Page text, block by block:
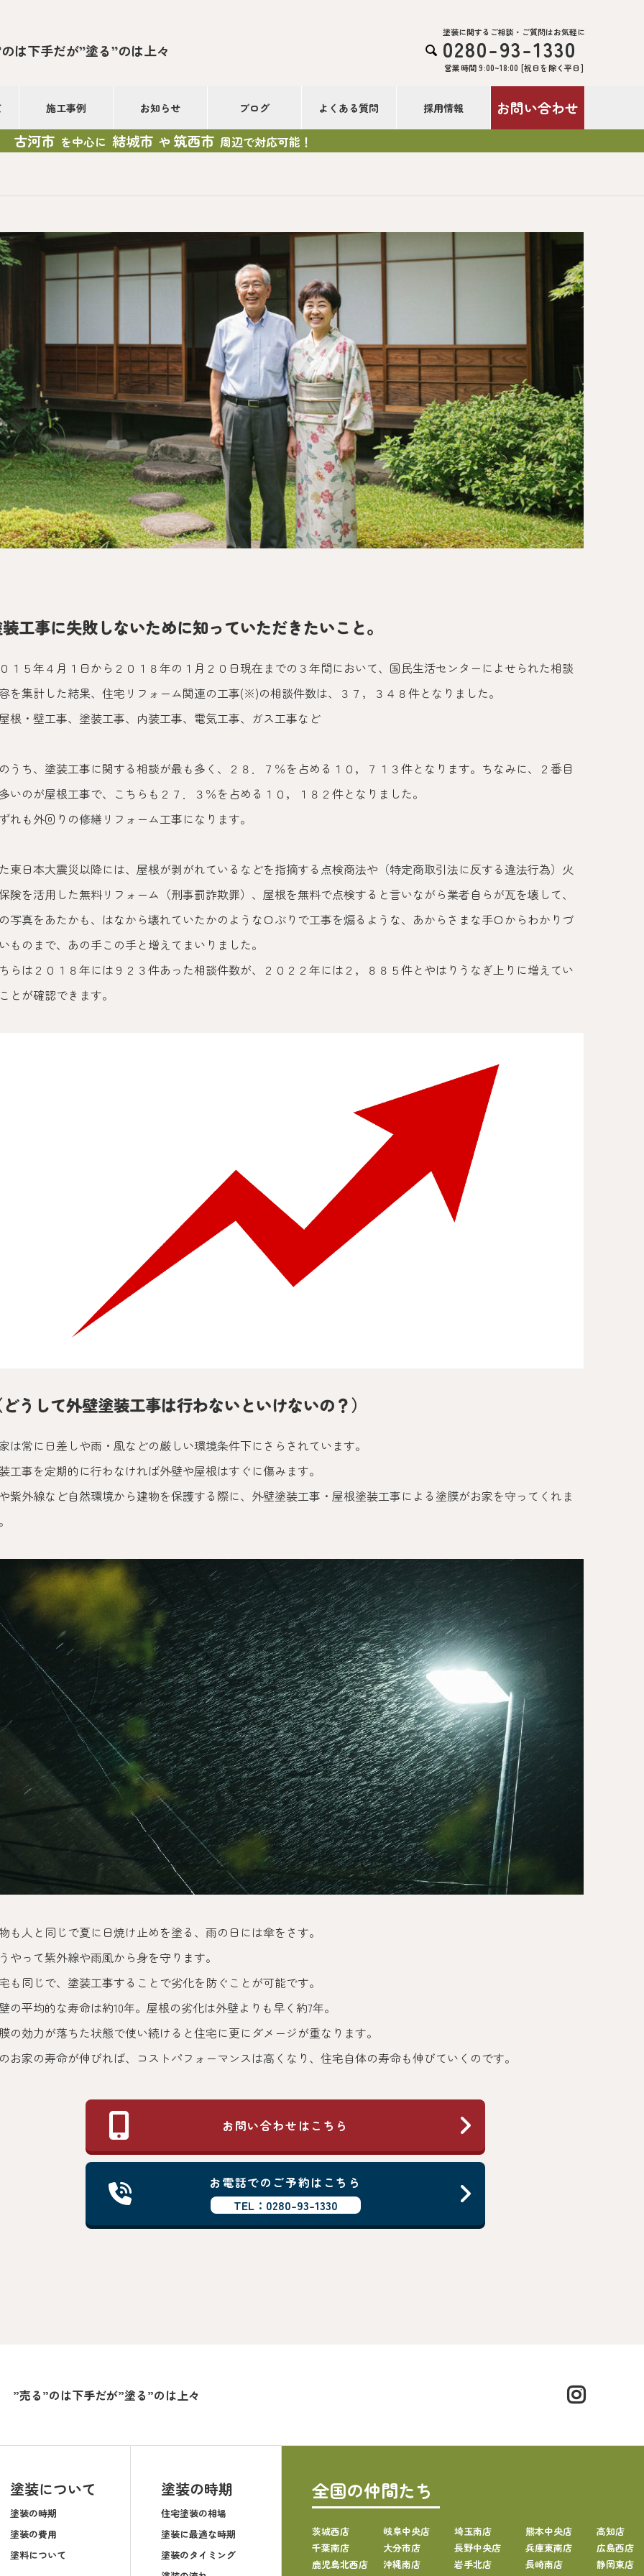
は下手だが”塗る”のは上々 
塗装に関するご相談・ご質問はお気軽に
0280-93-1330
営業時間 9:00~18:00 [祝日を除く平日]
施工事例 お知らせ ブログ よくある質問 採用情報 お問い合わせ
古河市 を中心に 結城市 や 筑西市 周辺で対応可能！
初めての方へ
GUIDE
工事に失敗しないために知っていただきたいこと。
１５年４月１日から２０１８年の１月２０日現在までの３年間において、国民生活センターによせられた相談
を集計した結果、住宅リフォーム関連の工事(※)の相談件数は、３７，３４８件となりました。
根・壁工事、塗装工事、内装工事、電気工事、ガス工事など
うち、塗装工事に関する相談が最も多く、２８．７％を占める１０，７１３件となります。ちなみに、２番目
いのが屋根工事で、こちらも２７．３％を占める１０，１８２件となりました。
れも外回りの修繕リフォーム工事になります。
東日本大震災以降には、屋根が剥がれているなどを指摘する点検商法や（特定商取引法に反する違法行為）火
険を活用した無料リフォーム（刑事罰詐欺罪）、屋根を無料で点検すると言いながら業者自らが瓦を壊して、
写真をあたかも、はなから壊れていたかのような口ぶりで工事を煽るような、あからさまな手口からわかりづ
ものまで、あの手この手と増えてまいりました。
らは２０１８年には９２３件あった相談件数が、２０２２年には２，８８５件とやはりうなぎ上りに増えてい
とが確認できます。
うして外壁塗装工事は行わないといけないの？）
は常に日差しや雨・風などの厳しい環境条件下にさらされています。
工事を定期的に行わなければ外壁や屋根はすぐに傷みます。
紫外線など自然環境から建物を保護する際に、外壁塗装工事・屋根塗装工事による塗膜がお家を守ってくれま
も人と同じで夏に日焼け止めを塗る、雨の日には傘をさす。
やって紫外線や雨風から身を守ります。
も同じで、塗装工事することで劣化を防ぐことが可能です。
の平均的な寿命は約10年。屋根の劣化は外壁よりも早く約7年。
の効力が落ちた状態で使い続けると住宅に更にダメージが重なります。
お家の寿命が伸びれば、コストパフォーマンスは高くなり、住宅自体の寿命も伸びていくのです。
お問い合わせはこちら
お電話でのご予約はこちら
TEL：0280-93-1330
”売る”のは下手だが”塗る”のは上々
塗装について
塗装の時期
塗装の費用
塗料について
塗装の時期
住宅塗装の相場
塗装に最適な時期
塗装のタイミング
全国の仲間たち
茨城西店 岐阜中央店 埼玉南店 熊本中央店
高知店
千葉南店
大分市店 長野中央店 兵庫東南店
広島西店
鹿児島北西店
沖縄南店 岩手北店 長崎南店
静岡東店